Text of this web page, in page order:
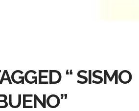
“ SISMO